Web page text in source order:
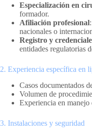
Especialización en
formador.
Afiliación profesional
nacionales o
Registro y
entidades regulatorias
2. Experiencia específica en
Casos documentados
Volumen de
Experiencia en
3. Instalaciones y seguridad